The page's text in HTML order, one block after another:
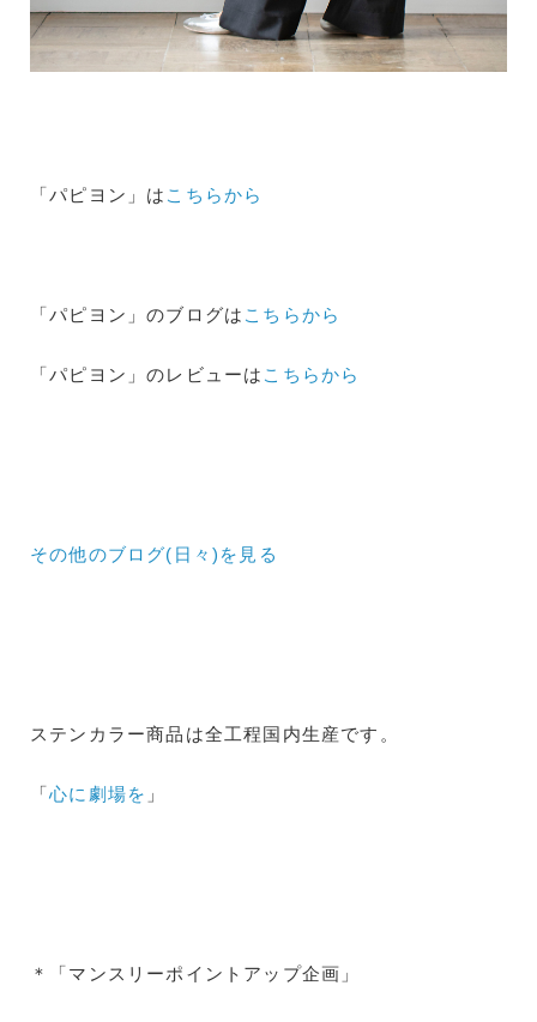
「パピヨン」は こちらから
「パピヨン」のブログは こちらから
「パピヨン」のレビューは こちらから
その他のブログ(日々) を見る
ステンカラー商品は全工程国内生産です。
「心に劇場を 」
＊「マンスリーポイントアップ企画」